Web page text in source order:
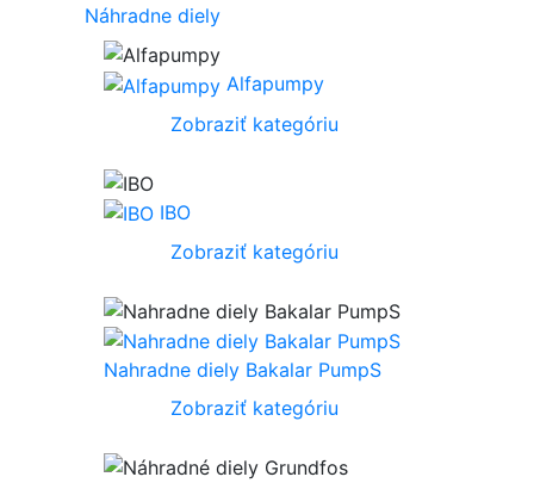
Náhradne diely
Alfapumpy
Zobraziť kategóriu
IBO
Zobraziť kategóriu
Nahradne diely Bakalar PumpS
Zobraziť kategóriu